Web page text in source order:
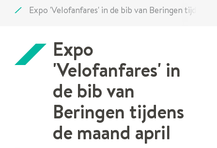
Expo 'Velofanfares' in de bib van Beringen tijdens
Expo
'Velofanfares' in
de bib van
Beringen tijdens
de maand april